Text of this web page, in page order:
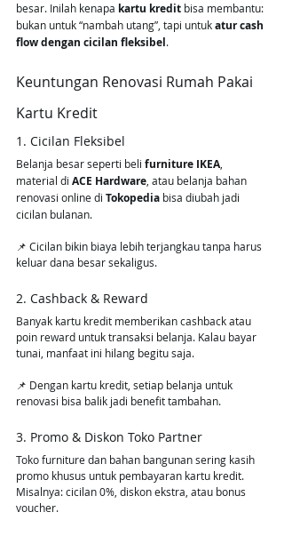
besar. Inilah kenapa kartu kredit bisa membantu:
bukan untuk “nambah utang”, tapi untuk atur cash
flow dengan cicilan fleksibel.
Keuntungan Renovasi Rumah Pakai
Kartu Kredit
1. Cicilan Fleksibel
Belanja besar seperti beli furniture IKEA
material di ACE Hardware , atau belanja bahan
renovasi online di Tokopedia bisa diubah jadi
cicilan bulanan.
📌 Cicilan bikin biaya lebih terjangkau tanpa harus
keluar dana besar sekaligus.
2. Cashback & Reward
Banyak kartu kredit memberikan cashback atau
poin reward untuk transaksi belanja. Kalau bayar
tunai, manfaat ini hilang begitu saja.
📌 Dengan kartu kredit, setiap belanja untuk
renovasi bisa balik jadi benefit tambahan.
3. Promo & Diskon Toko Partner
Toko furniture dan bahan bangunan sering kasih
promo khusus untuk pembayaran kartu kredit.
Misalnya: cicilan 0%, diskon ekstra, atau bonus
voucher.